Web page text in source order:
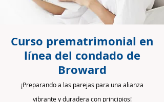
Curso prematrimonial en
línea del condado de
Broward
¡Preparando a las parejas para una alianza
vibrante y duradera con principios!